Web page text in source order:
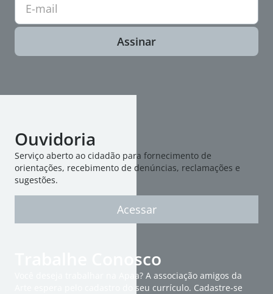
E-mail
Assinar
Ouvidoria
Serviço aberto ao cidadão para fornecimento de
orientações, recebimento de denúncias, reclamações e
sugestões.
Acessar
Trabalhe Conosco
Você deseja trabalhar na Apaa? A associação amigos da
Arte espera pelo cadastro do seu currículo. Cadastre-se